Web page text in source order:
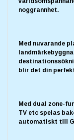
noggrannhet.
Med nuvarande
blir det din
Med dual zone-
TV etc spelas
automatiskt till